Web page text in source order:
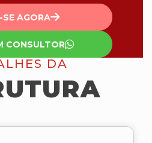
SE AGORA
CONSULTOR
DA